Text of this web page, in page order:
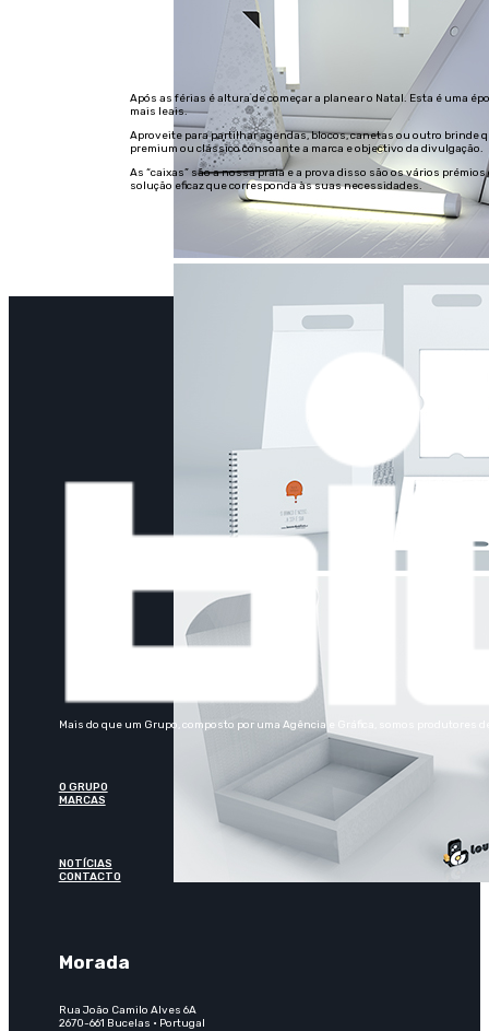
Após as férias é altura de começar a planear o Natal. Esta é uma
mais leais.
Aproveite para partilhar agendas, blocos, canetas ou outro brinde
premium ou clássico consoante a marca e objectivo da divulgação.
As “caixas” são a nossa praia e a prova disso são os vários
solução eficaz que corresponda às suas necessidades.
Mais do que um Grupo, composto por uma Agência e Gráfica, somos produtores
O GRUPO
MARCAS
NOTÍCIAS
CONTACTO
Morada
Rua João Camilo Alves 6A
2670-661 Bucelas · Portugal